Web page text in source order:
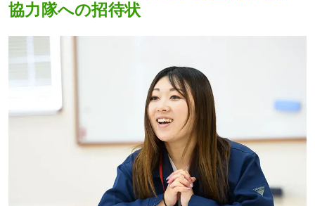
協力隊への招待状